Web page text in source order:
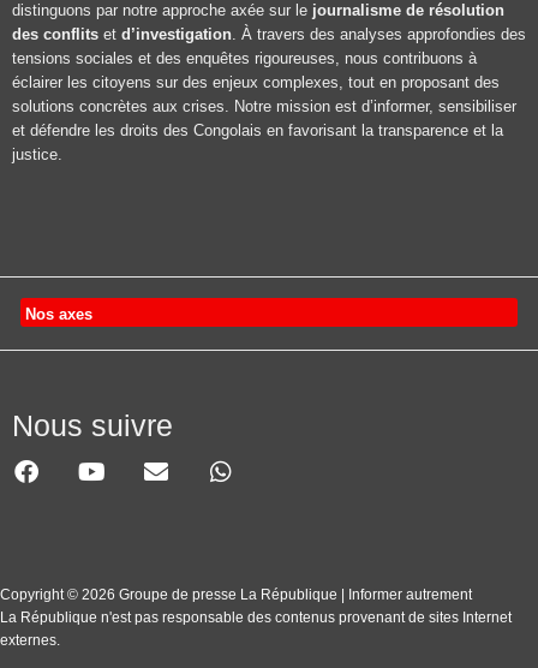
distinguons par notre approche axée sur le journalisme de résolution
des conflits et d’investigation. À travers des analyses approfondies des
tensions sociales et des enquêtes rigoureuses, nous contribuons à
éclairer les citoyens sur des enjeux complexes, tout en proposant des
solutions concrètes aux crises. Notre mission est d’informer, sensibiliser
et défendre les droits des Congolais en favorisant la transparence et la
justice.
Nos axes
Nous suivre
Copyright © 2026 Groupe de presse La République | Informer autrement
La République n'est pas responsable des contenus provenant de sites Internet
externes.